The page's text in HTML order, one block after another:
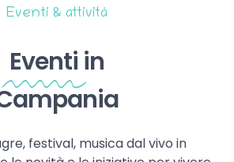
Eventi & attività
Eventi in
festival, musica dal vivo in